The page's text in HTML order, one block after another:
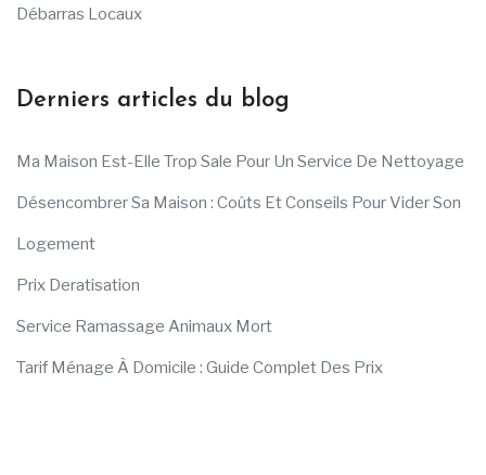
Débarras Locaux
Derniers articles du blog
Ma Maison Est-Elle Trop Sale Pour Un Service De Nettoyage
Désencombrer Sa Maison : Coûts Et Conseils Pour Vider Son
Logement
Prix Deratisation
Service Ramassage Animaux Mort
Tarif Ménage À Domicile : Guide Complet Des Prix